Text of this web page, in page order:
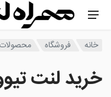
خانه فروشگاه
خرید لنت